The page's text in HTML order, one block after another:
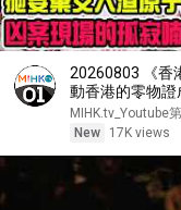
20260803 《香
動香港的零物證
姊弟戀情殺案！
友棄屍荒野！孤
MIHK.tv_Youtube
New
17K views